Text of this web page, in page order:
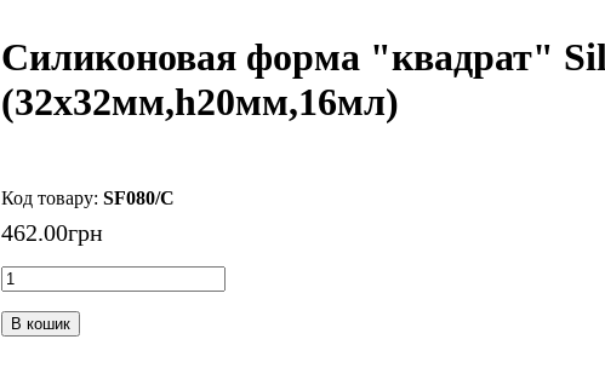
Cиликоновая форма "квадрат"
(32х32мм,h20мм,16мл)
SF080/C
462.00грн
В кошик